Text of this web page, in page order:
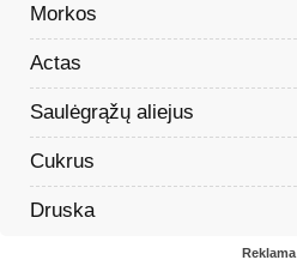
Morkos
Actas
Saulėgrąžų aliejus
Cukrus
Druska
Reklama